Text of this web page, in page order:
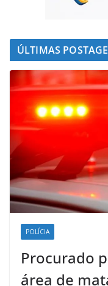
ÚLTIMAS
POLÍCIA
Procurado
área de